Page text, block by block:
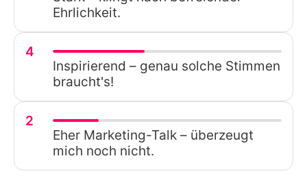
Ehrlichkeit.
4
Inspirierend – genau solche Stimmen
braucht's!
2
Eher Marketing-Talk – überzeugt
mich noch nicht.